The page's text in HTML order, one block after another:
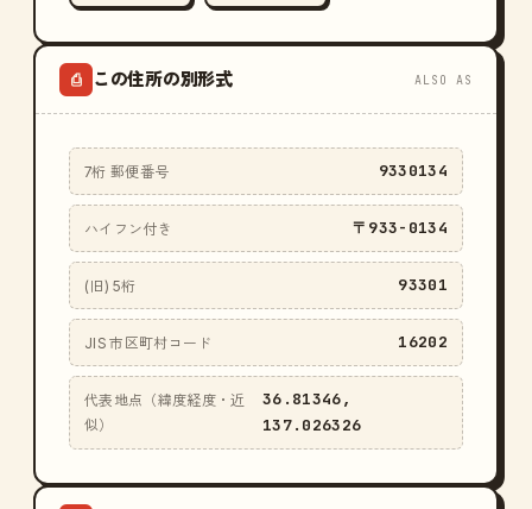
⎙ この住所の別形式 ALSO AS
7桁 郵便番号 9330134
ハイフン付き 〒933-0134
(旧) 5桁 93301
JIS 市区町村コード 16202
代表地点（緯度経度・近
似）
36.81346,
137.026326